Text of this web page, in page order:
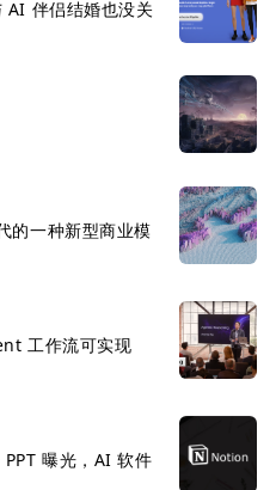
AI 伴侣结婚也没关
的一种新型商业模
工作流可实现
曝光，AI 软件